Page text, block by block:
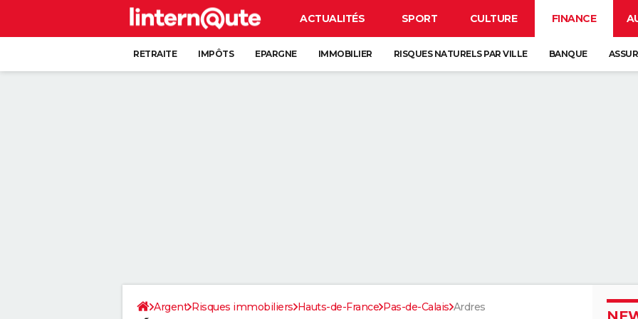
ACTUALITÉS SPORT CULTURE FINANCE
RETRAITE IMPÔTS EPARGNE IMMOBILIER RISQUES NATURELS PAR VILLE BANQUE
Argent Risques immobiliers Hauts-de-France Pas-de-Calais Ardres